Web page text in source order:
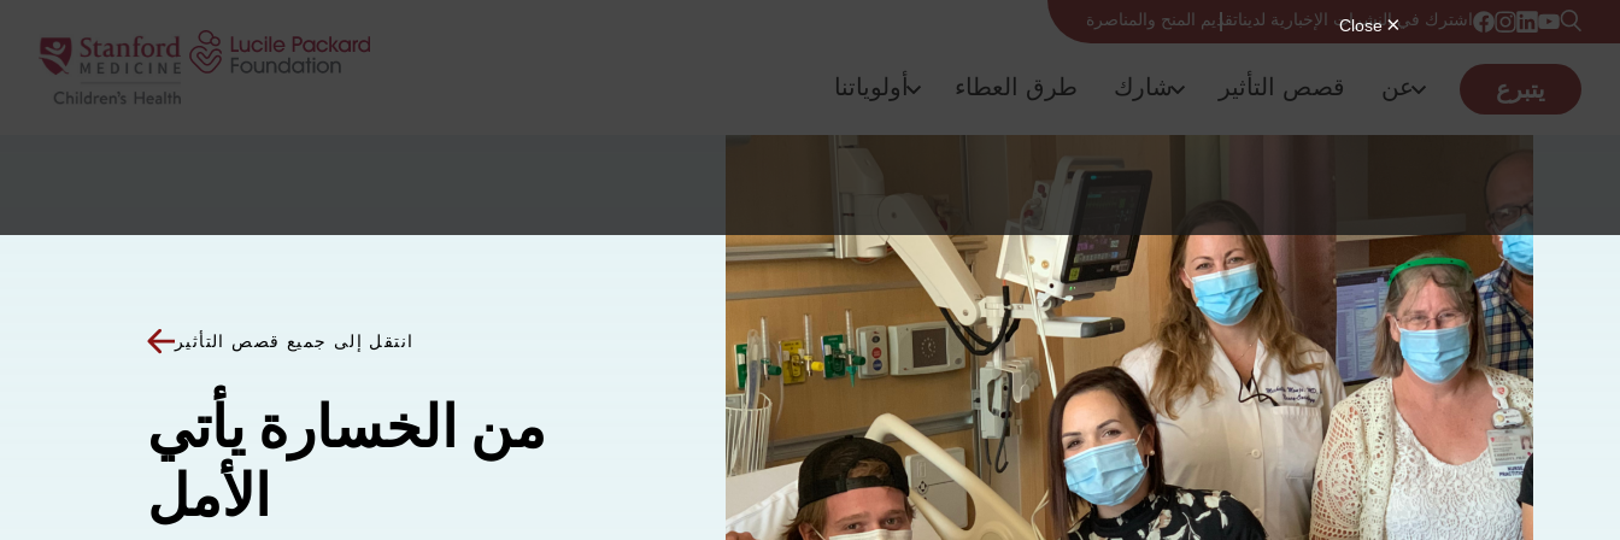
تقديم المنح والمناصرةاشترك في النشرات الإخبارية لدينا
أولوياتنا طرق العطاء شارك قصص التأثير عن يتبرع
انتقل إلى جميع قصص التأثير
من الخسارة يأتي
الأمل